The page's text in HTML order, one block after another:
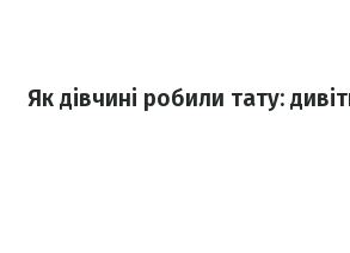
Як дівчині робили тату: